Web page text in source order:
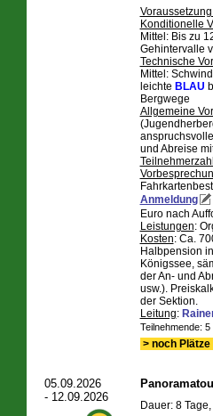
Konditionelle
Mittel: Bis zu
Gehintervalle
Technische
Mittel:
leichte BLAU
Bergwege
Allgemeine
und Abreise
Anmeldung
Euro nach
Leistungen:
Kosten: Ca.
Halbpension
Königssee,
der An- und
usw.).
der Sektion.
Leitung:
Teilnehmende:
> noch
05.09.2026
- 12.09.2026
Dauer: 8